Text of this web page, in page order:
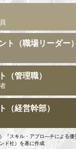
（経営幹部）
（管理職）
ト （職場リーダー）
『スキル・アプロ―チによる優
ド社）を基に作成